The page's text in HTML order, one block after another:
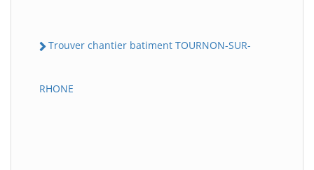
Trouver chantier batiment TOURNON-SUR-
RHONE